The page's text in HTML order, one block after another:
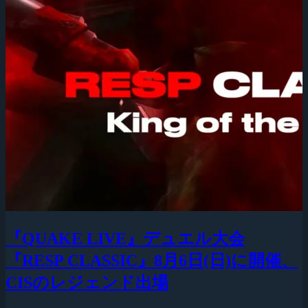
『QUAKE LIVE』デュエル大会
『RESP CLASSIC』8月6日(日)に開催、
CISのレジェンド出場